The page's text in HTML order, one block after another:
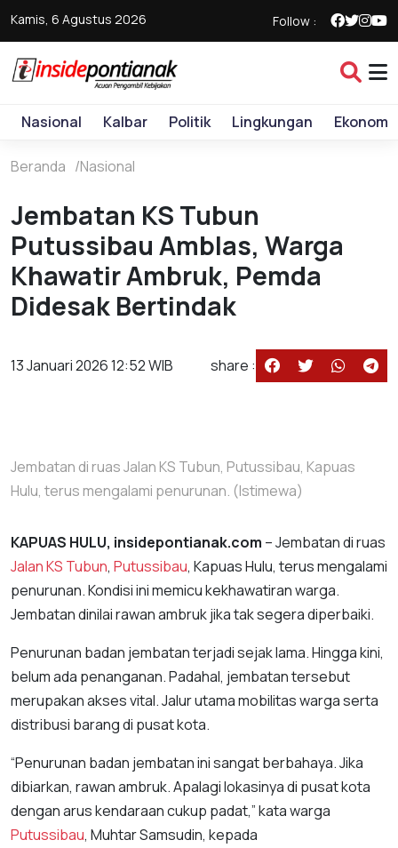
Kamis, 6 Agustus 2026 Follow :
Nasional Kalbar Politik Lingkungan Ekonomi
Beranda Nasional
Jembatan KS Tubun
Putussibau Amblas, Warga
Khawatir Ambruk, Pemda
Didesak Bertindak
13 Januari 2026 12:52 WIB share :
Jembatan di ruas Jalan KS Tubun, Putussibau, Kapuas
Hulu, terus mengalami penurunan. (Istimewa)
KAPUAS HULU, insidepontianak.com – Jembatan di ruas
Jalan KS Tubun, Putussibau, Kapuas Hulu, terus mengalami
penurunan. Kondisi ini memicu kekhawatiran warga.
Jembatan dinilai rawan ambruk jika tak segera diperbaiki.
Penurunan badan jembatan terjadi sejak lama. Hingga kini,
belum ada penanganan. Padahal, jembatan tersebut
merupakan akses vital. Jalur utama mobilitas warga serta
distribusi barang di pusat kota.
“Penurunan badan jembatan ini sangat berbahaya. Jika
dibiarkan, rawan ambruk. Apalagi lokasinya di pusat kota
dengan arus kendaraan cukup padat,” kata warga
Putussibau, Muhtar Samsudin, kepada